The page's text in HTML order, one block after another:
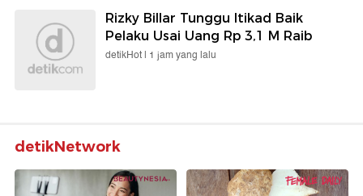
Rizky Billar Tunggu Itikad Baik
Pelaku Usai Uang Rp 3,1 M Raib
detikHot | 1 jam yang lalu
detikNetwork